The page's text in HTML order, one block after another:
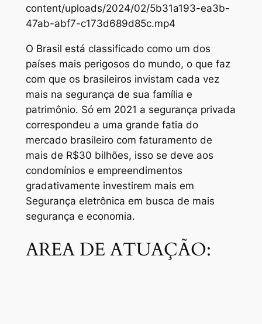
content/uploads/2024/02/5b31a193-ea3b-
47ab-abf7-c173d689d85c.mp4
O Brasil está classificado como um dos
países mais perigosos do mundo, o que faz
com que os brasileiros invistam cada vez
mais na segurança de sua família e
patrimônio. Só em 2021 a segurança privada
correspondeu a uma grande fatia do
mercado brasileiro com faturamento de
mais de R$30 bilhões, isso se deve aos
condomínios e empreendimentos
gradativamente investirem mais em
Segurança eletrônica em busca de mais
segurança e economia.
AREA DE ATUAÇÃO: